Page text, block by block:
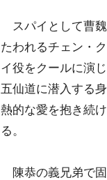
スパイとして曹魏
たわれるチェン・
イ役をクールに演
五仙道に潜入する
熱的な愛を抱き続
る。
陳恭の義兄弟で固